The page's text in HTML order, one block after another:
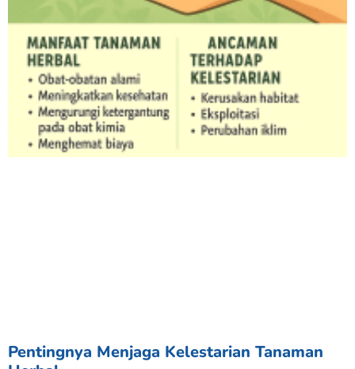
Pentingnya Menjaga Kelestarian Tanaman